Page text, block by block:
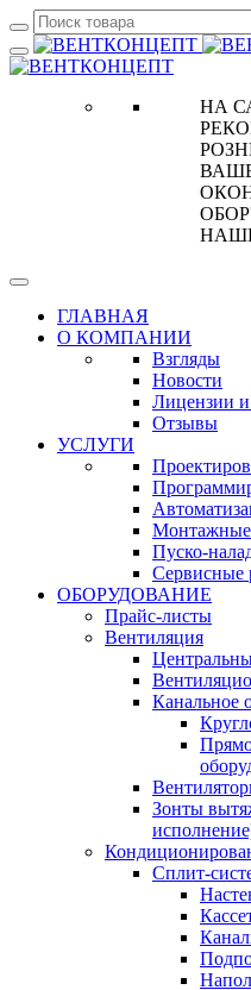
НА
ГЛАВНАЯ
О КОМПАНИИ
Взгляды
Новости
Лицензии
Отзывы
УСЛУГИ
Монтажные
Пуско-
Сервисные
ОБОРУДОВАНИЕ
Прайс-листы
Вентиляция
Канальное
Зонты
Сплит-